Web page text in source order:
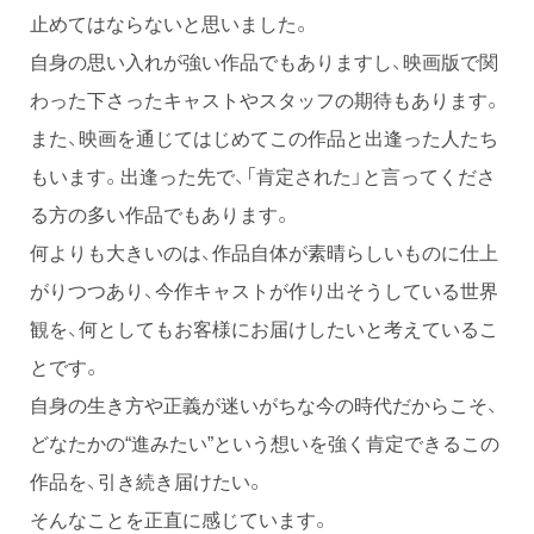
止めてはならないと思いました。
自身の思い入れが強い作品でもありますし、映画版で関
わった下さったキャストやスタッフの期待もあります。
また、映画を通じてはじめてこの作品と出逢った人たち
もいます。出逢った先で、「肯定された」と言ってくださ
る方の多い作品でもあります。
何よりも大きいのは、作品自体が素晴らしいものに仕上
がりつつあり、今作キャストが作り出そうしている世界
観を、何としてもお客様にお届けしたいと考えているこ
とです。
自身の生き方や正義が迷いがちな今の時代だからこそ、
どなたかの“進みたい”という想いを強く肯定できるこの
作品を、引き続き届けたい。
そんなことを正直に感じています。